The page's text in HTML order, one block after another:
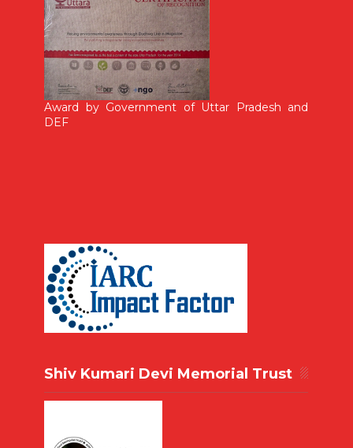
Award by Government of Uttar Pradesh and
DEF
Shiv Kumari Devi Memorial Trust